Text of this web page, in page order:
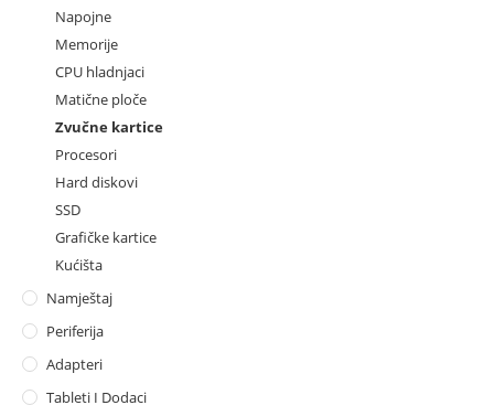
Napojne
Memorije
CPU hladnjaci
Matične ploče
Zvučne kartice
Procesori
Hard diskovi
SSD
Grafičke kartice
Kućišta
Namještaj
Periferija
Adapteri
Tableti I Dodaci